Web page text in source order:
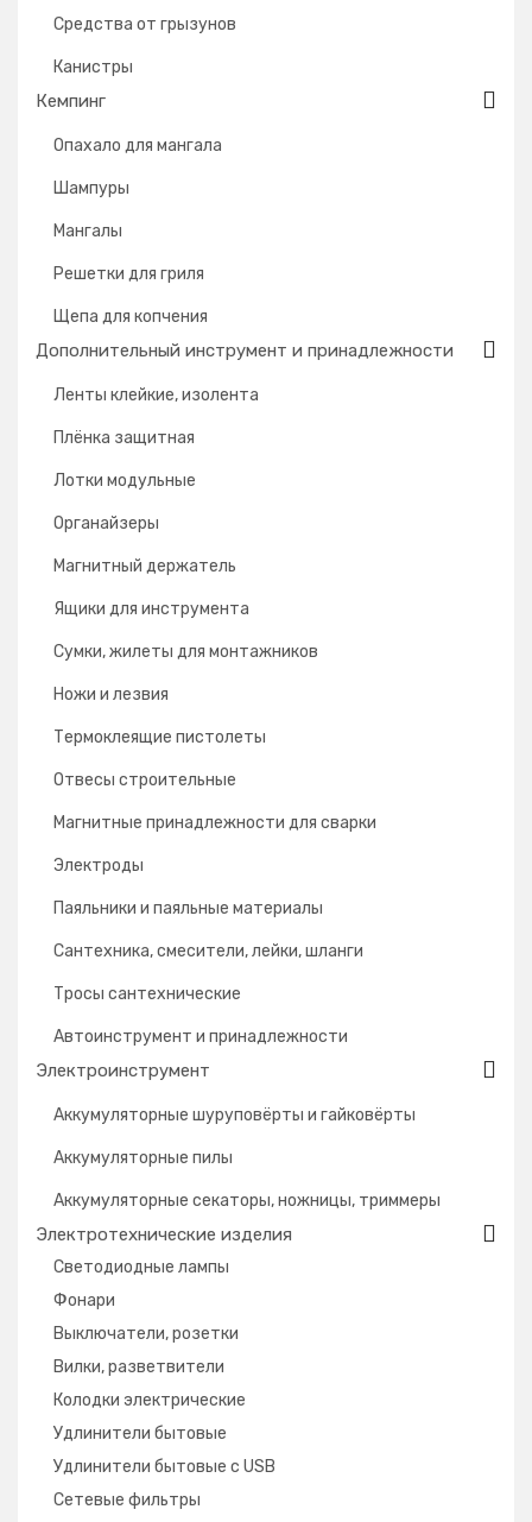
Средства от грызунов
Канистры
Кемпинг
Опахало для мангала
Шампуры
Мангалы
Решетки для гриля
Щепа для копчения
Дополнительный инструмент и принадлежности
Ленты клейкие, изолента
Плёнка защитная
Лотки модульные
Органайзеры
Магнитный держатель
Ящики для инструмента
Сумки, жилеты для монтажников
Ножи и лезвия
Термоклеящие пистолеты
Отвесы строительные
Магнитные принадлежности для сварки
Электроды
Паяльники и паяльные материалы
Сантехника, смесители, лейки, шланги
Тросы сантехнические
Автоинструмент и принадлежности
Электроинструмент
Аккумуляторные шуруповёрты и гайковёрты
Аккумуляторные пилы
Аккумуляторные секаторы, ножницы, триммеры
Электротехнические изделия
Светодиодные лампы
Фонари
Выключатели, розетки
Вилки, разветвители
Колодки электрические
Удлинители бытовые
Удлинители бытовые с USB
Сетевые фильтры